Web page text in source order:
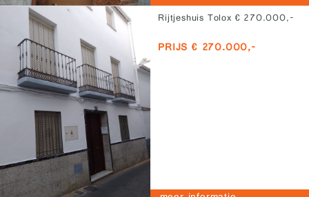
Rijtjeshuis Tolox € 270.000,-
PRIJS € 270.000,-